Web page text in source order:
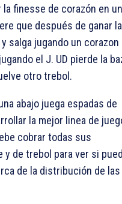
la finesse de corazón en un
que después de ganar la
y salga jugando un corazon
el J. UD pierde la
otro trebol.
abajo juega espadas de
la mejor linea de
cobrar todas sus
y de trebol para ver si
de la distribución de las